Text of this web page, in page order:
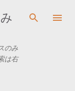
移動
のみ
は右